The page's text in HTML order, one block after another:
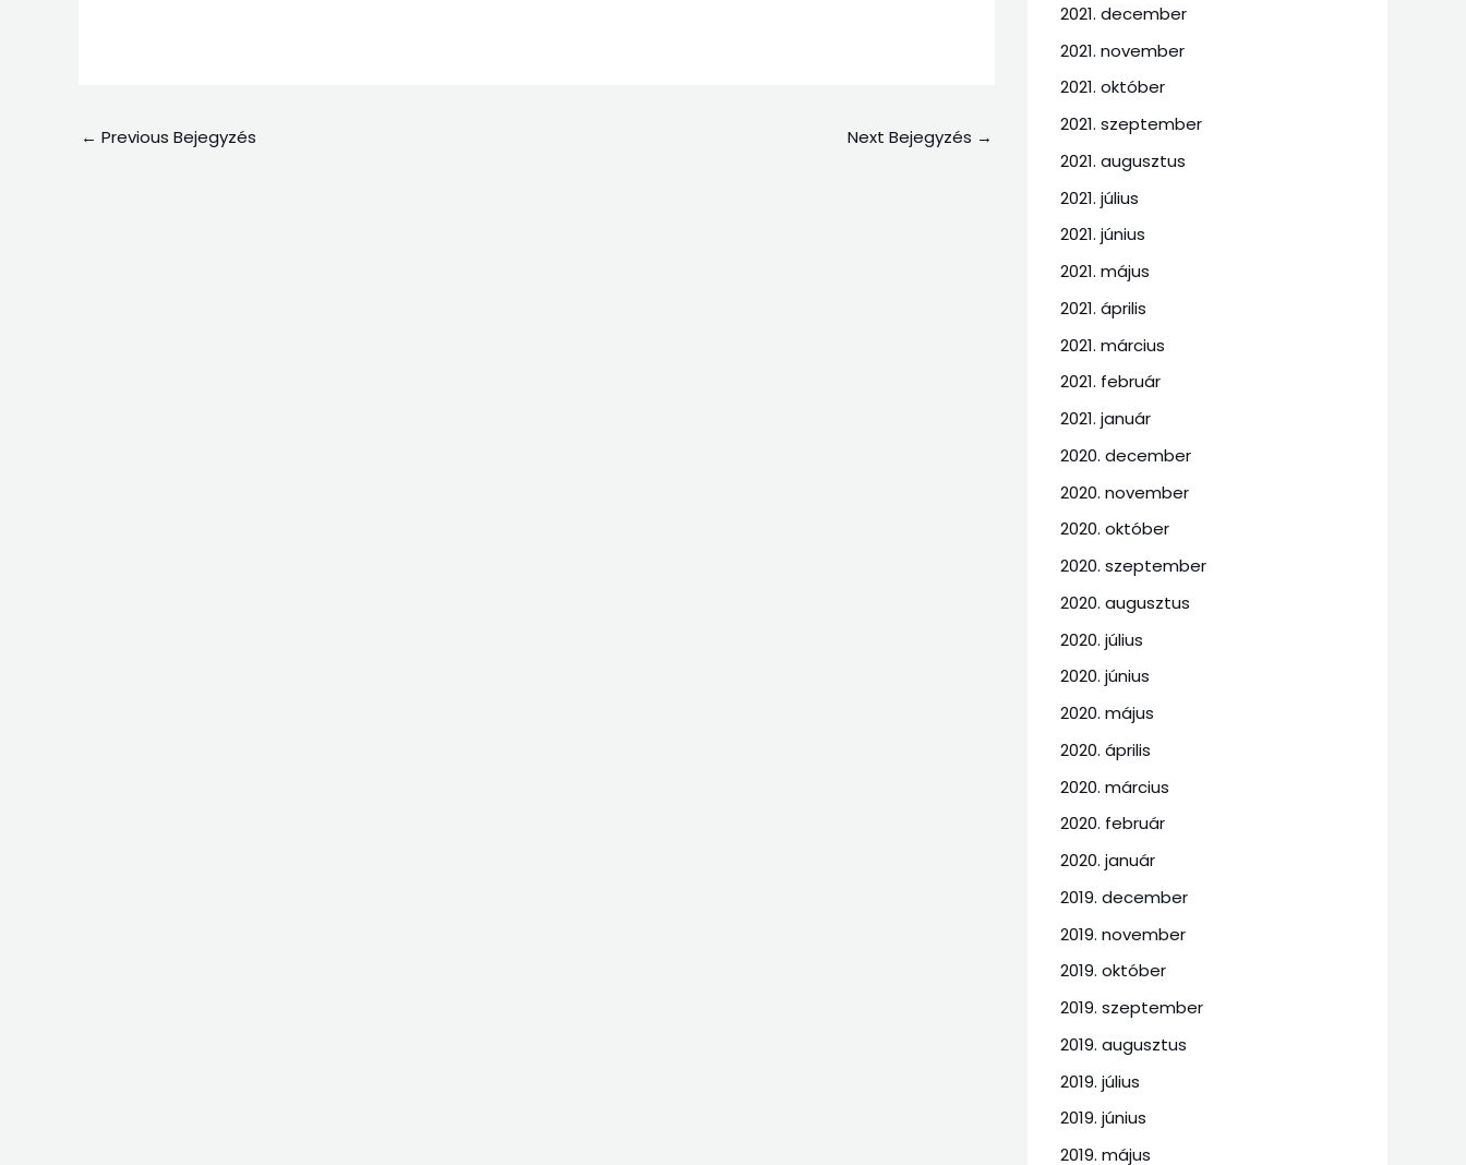
← Previous Bejegyzés Next Bejegyzés →
2021. december
2021. november
2021. október
2021. szeptember
2021. augusztus
2021. július
2021. június
2021. május
2021. április
2021. március
2021. február
2021. január
2020. december
2020. november
2020. október
2020. szeptember
2020. augusztus
2020. július
2020. június
2020. május
2020. április
2020. március
2020. február
2020. január
2019. december
2019. november
2019. október
2019. szeptember
2019. augusztus
2019. július
2019. június
2019. május